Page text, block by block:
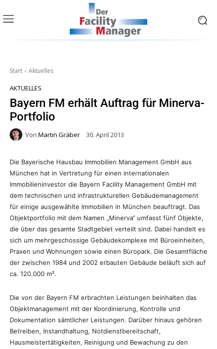
Start Aktuelles
AKTUELLES
Bayern FM erhält Auftrag für Minerva-
Portfolio
Von Martin Gräber 30. April 2013
Die Bayerische Hausbau Immobilien Management GmbH aus
München hat in Vertretung für einen internationalen
Immobilieninvestor die Bayern Facility Management GmbH mit
dem technischen und infrastrukturellen Gebäudemanagement
für einige ausgewählte Immobilien in München beauftragt. Das
Objektportfolio mit dem Namen „Minerva“ umfasst fünf Objekte,
die über das gesamte Stadtgebiet verteilt sind. Dabei handelt es
sich um mehrgeschossige Gebäudekomplexe mit Büroeinheiten,
Praxen und Wohnungen sowie einen Büropark. Die Gesamtfläche
der zwischen 1984 und 2002 erbauten Gebäude beläuft sich auf
ca. 120.000 m².
Die von der Bayern FM erbrachten Leistungen beinhalten das
Objektmanagement mit der Koordinierung, Kontrolle und
Dokumentation sämtlicher Leistungen. Darüber hinaus gehören
Betreiben, Instandhaltung, Notdienstbereitschaft,
Hausmeistertätigkeiten, Reinigung und Bewachung zu den